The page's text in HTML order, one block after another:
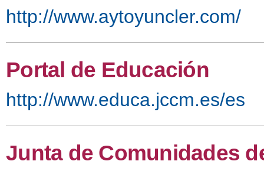
http://www.aytoyuncler.com/
Portal de Educación
http://www.educa.jccm.es/es
Junta de Comunidades